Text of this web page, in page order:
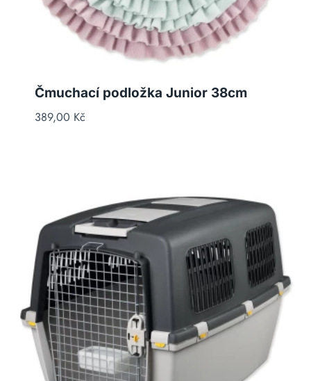
Čmuchací podložka Junior 38cm
389,00 Kč